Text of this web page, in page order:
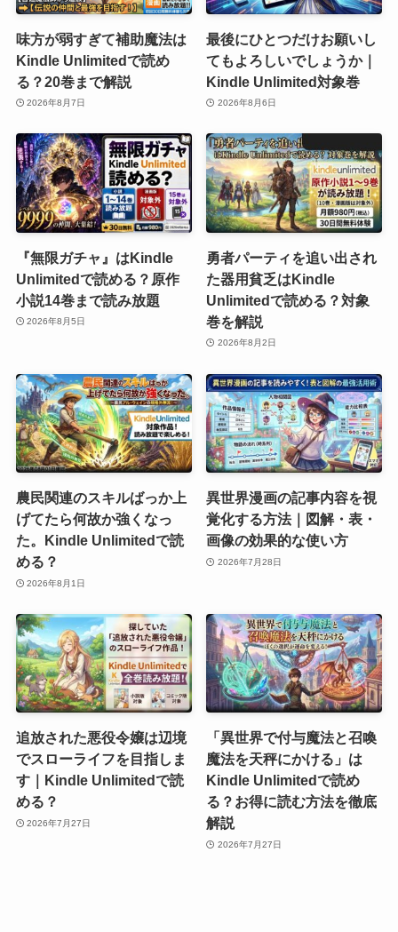
味方が弱すぎて補助魔法は
Kindle Unlimitedで読め
る？20巻まで解説
2026年8月7日
最後にひとつだけお願いし
てもよろしいでしょうか｜
Kindle Unlimited対象巻
2026年8月6日
『無限ガチャ』はKindle
Unlimitedで読める？原作
小説14巻まで読み放題
2026年8月5日
勇者パーティを追い出され
た器用貧乏はKindle
Unlimitedで読める？対象
巻を解説
2026年8月2日
農民関連のスキルばっか上
げてたら何故か強くなっ
た。Kindle Unlimitedで読
める？
2026年8月1日
異世界漫画の記事内容を視
覚化する方法｜図解・表・
画像の効果的な使い方
2026年7月28日
追放された悪役令嬢は辺境
でスローライフを目指しま
す｜Kindle Unlimitedで読
める？
2026年7月27日
「異世界で付与魔法と召喚
魔法を天秤にかける」は
Kindle Unlimitedで読め
る？お得に読む方法を徹底
解説
2026年7月27日